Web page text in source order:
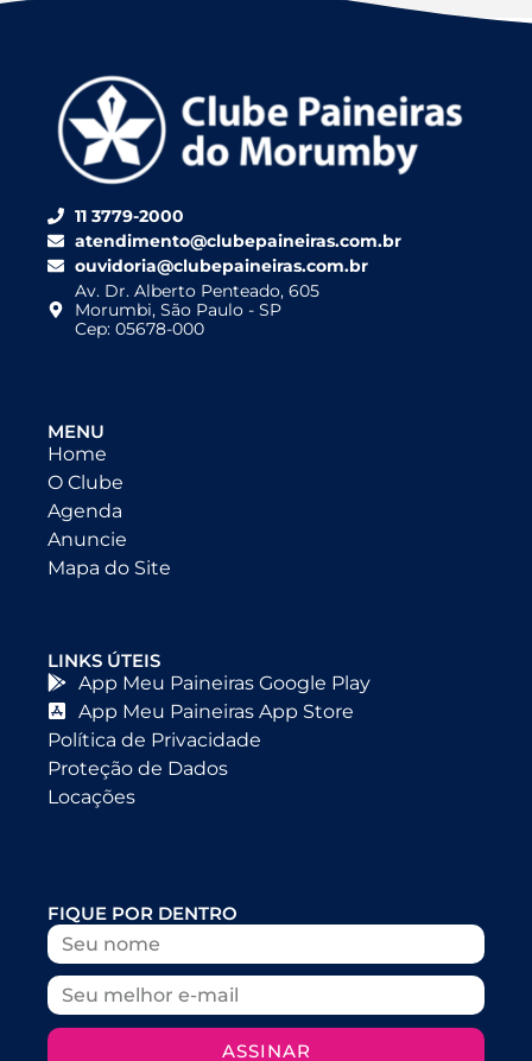
11 3779-2000
atendimento@clubepaineiras.com.br
ouvidoria@clubepaineiras.com.br
Av. Dr. Alberto Penteado, 605
Morumbi, São Paulo - SP
Cep: 05678-000
MENU
Home
O Clube
Agenda
Anuncie
Mapa do Site
LINKS ÚTEIS
App Meu Paineiras Google Play
App Meu Paineiras App Store
Política de Privacidade
Proteção de Dados
Locações
FIQUE POR DENTRO
ASSINAR